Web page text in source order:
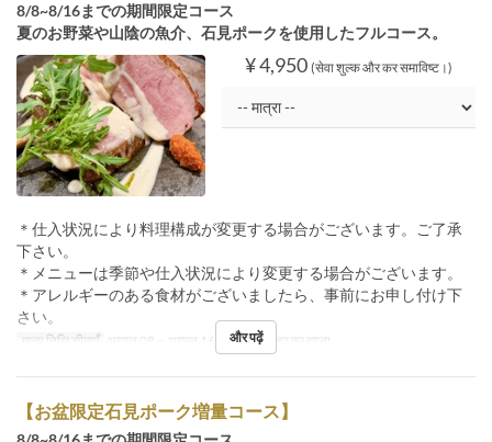
8/8~8/16までの期間限定コース
夏のお野菜や山陰の魚介、石見ポークを使用したフルコース。
¥ 4,950 (सेवा शुल्क और कर समाविष्ट।)
＊仕入状況により料理構成が変更する場合がございます。ご了承
下さい。
＊メニューは季節や仕入状況により変更する場合がございます。
＊アレルギーのある食材がございましたら、事前にお申し付け下
さい。
मान्य तिथि सीमाएँ अगस्त 08 ~ अगस्त 16 भोजन दोपहर का खाना
और पढ़ें
【お盆限定石見ポーク増量コース】